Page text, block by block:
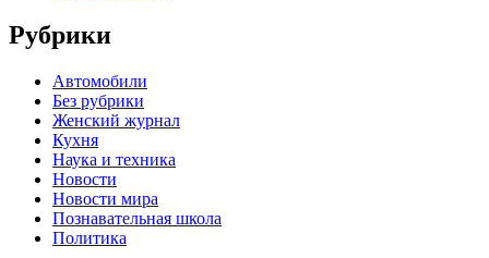
Рубрики
Автомобили
Без рубрики
Женский журнал
Кухня
Наука и техника
Новости
Новости мира
Познавательная школа
Политика